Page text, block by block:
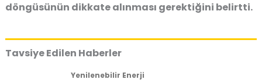
döngüsünün dikkate alınması gerektiğini belirtti.
Tavsiye Edilen Haberler
Yenilenebilir Enerji